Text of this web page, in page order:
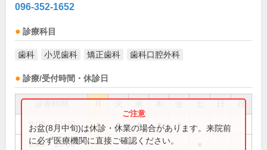
096-352-1652
診療科目
歯科 小児歯科 矯正歯科 歯科口腔外科
診療/受付時間・休診日
祝
9:00～12:30 ● ● ● ● ●
9:00～13:00
お盆(8月中旬)は休診・休業の場合があります。来院前
に必ず医療機関に直接ご確認ください。